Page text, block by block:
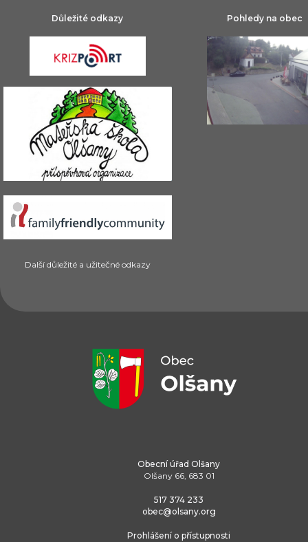
Důležité odkazy
Další důležité a užitečné odkazy
Pohledy na obec
Obecní úřad Olšany
Olšany 66, 683 01
517 374 233
obec@olsany.org
Prohlášení o přístupnosti